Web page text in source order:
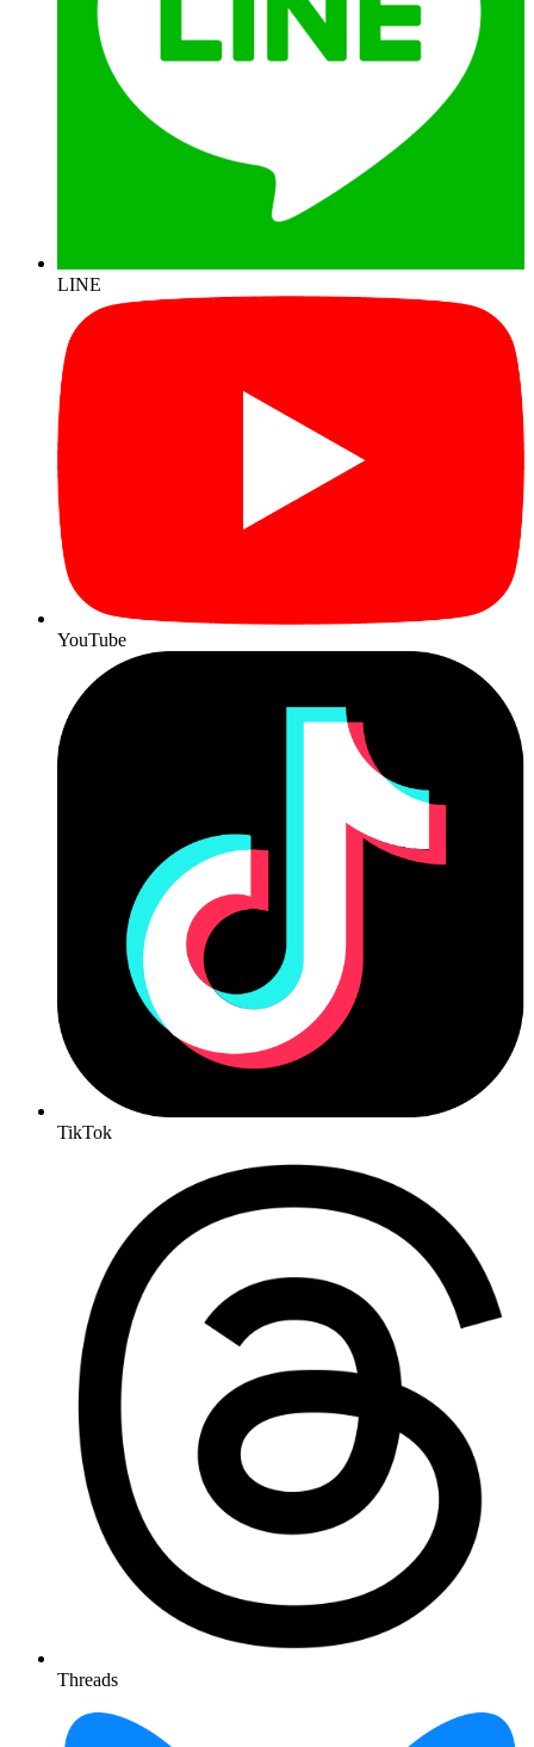
LINE
YouTube
TikTok
Threads